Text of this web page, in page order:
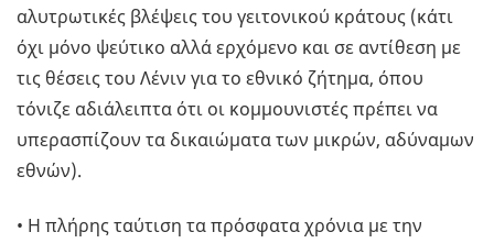
αλυτρωτικές βλέψεις του γειτονικού κράτους (κάτι
όχι μόνο ψεύτικο αλλά ερχόμενο και σε αντίθεση με
τις θέσεις του Λένιν για το εθνικό ζήτημα, όπου
τόνιζε αδιάλειπτα ότι οι κομμουνιστές πρέπει να
υπερασπίζουν τα δικαιώματα των μικρών, αδύναμων
εθνών).
• Η πλήρης ταύτιση τα πρόσφατα χρόνια με την